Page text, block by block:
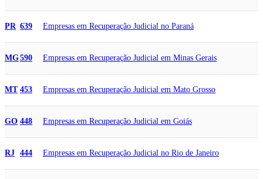
PR 639 Empresas em Recuperação Judicial no Paraná
MG590 Empresas em Recuperação Judicial em Minas Gerais
MT 453 Empresas em Recuperação Judicial em Mato Grosso
GO 448 Empresas em Recuperação Judicial em Goiás
RJ 444 Empresas em Recuperação Judicial no Rio de Janeiro